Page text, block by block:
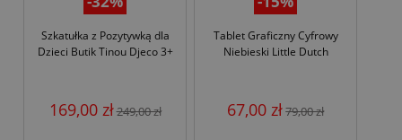
Szkatułka z Pozytywką dla
Dzieci Butik Tinou Djeco 3+
169,00 zł249,00 zł
Tablet Graficzny Cyfrowy
Niebieski Little Dutch
67,00 zł79,00 zł